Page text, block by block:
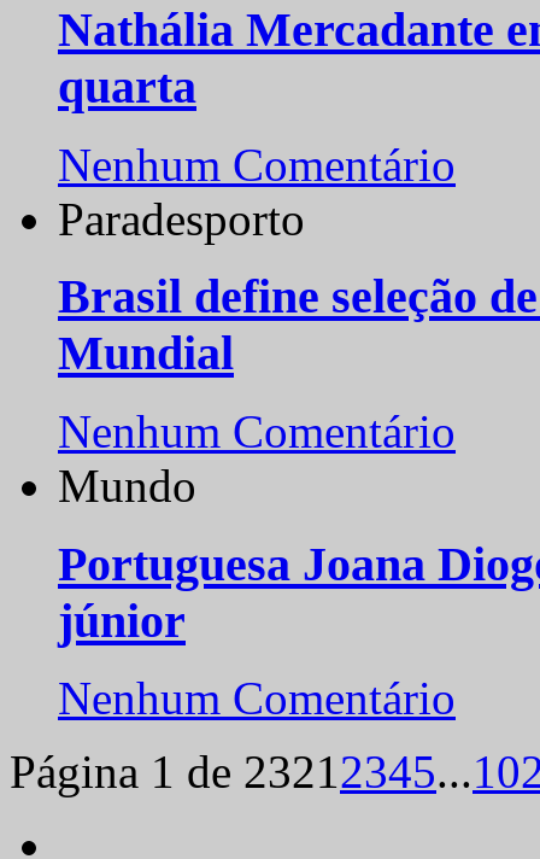
Nathália Mercadante
quarta
Nenhum Comentário
Paradesporto
Brasil define seleção
Mundial
Nenhum Comentário
Mundo
Portuguesa Joana
júnior
Nenhum Comentário
Página 1 de 23212345...10